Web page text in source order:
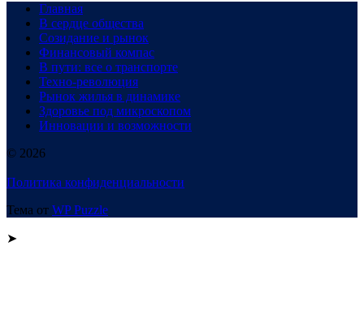
Главная
В сердце общества
Созидание и рынок
Финансовый компас
В пути: все о транспорте
Техно-революция
Рынок жилья в динамике
Здоровье под микроскопом
Инновации и возможности
© 2026
Политика конфиденциальности
Тема от WP Puzzle
➤